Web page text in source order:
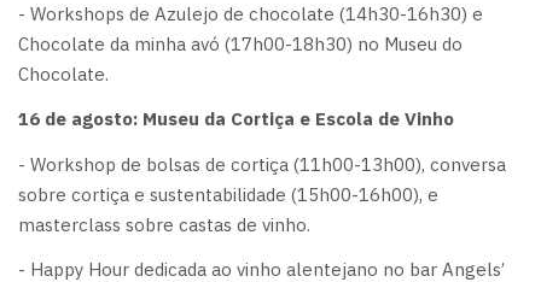
- Workshops de Azulejo de chocolate (14h30-16h30) e
Chocolate da minha avó (17h00-18h30) no Museu do
Chocolate.
16 de agosto: Museu da Cortiça e Escola de Vinho
- Workshop de bolsas de cortiça (11h00-13h00), conversa
sobre cortiça e sustentabilidade (15h00-16h00), e
masterclass sobre castas de vinho.
- Happy Hour dedicada ao vinho alentejano no bar Angels’